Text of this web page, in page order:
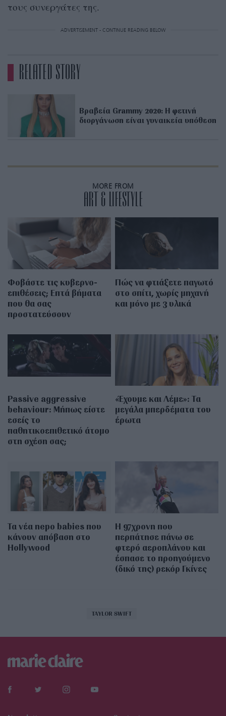
τους συνεργάτες της.
ADVERTISEMENT - CONTINUE READING BELOW
RELATED STORY
Βραβεία Grammy 2020: H φετινή
διοργάνωση είναι γυναικεία υπόθεση
MORE FROM
ART & LIFESTYLE
Φοβάστε τις κυβερνο-
επιθέσεις; Επτά βήματα
που θα σας
προστατεύσουν
Πώς να φτιάξετε παγωτό
στο σπίτι, χωρίς μηχανή
και μόνο με 3 υλικά
Passive aggressive
behaviour: Μήπως είστε
εσείς το
παθητικοεπιθετικό άτομο
στη σχέση σας;
«Έχουμε και Λέμε»: Τα
μεγάλα μπερδέματα του
έρωτα
Τα νέα nepo babies που
κάνουν απόβαση στο
Hollywood
Η 97χρονη που
περπάτησε πάνω σε
φτερό αεροπλάνου και
έσπασε το προηγούμενο
(δικό της) ρεκόρ Γκίνες
TAYLOR SWIFT